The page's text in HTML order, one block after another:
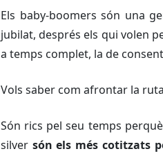
Els baby-boomers són una
jubilat, després els qui volen
a temps complet, la de
Vols saber com afrontar la
Són rics pel seu temps
silver són els més cotitzats